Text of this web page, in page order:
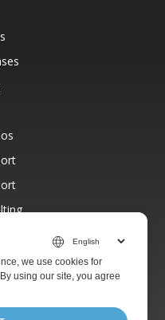
we use cookies for
using our site, you agree